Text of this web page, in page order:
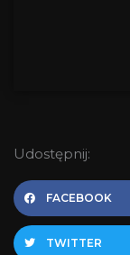
Udostępnij:
FACEBOOK
TWITTER